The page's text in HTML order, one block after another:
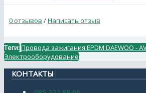
0 отзывов /Написать отзыв
Теги:Провода зажигания EPDM DAEWOO -
Электрооборудование
КОНТАКТЫ